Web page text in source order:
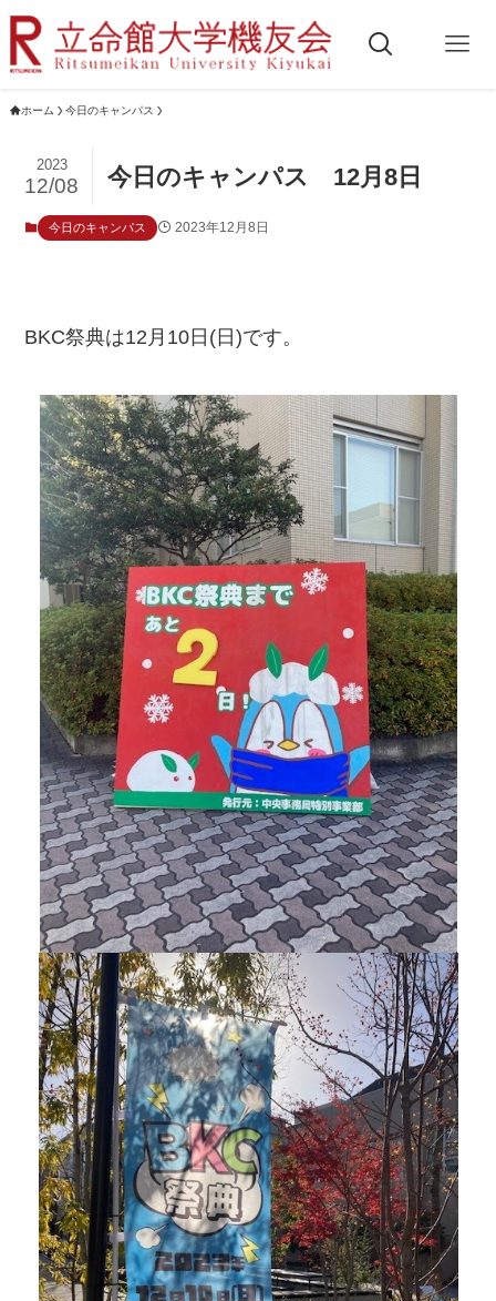
ホーム 今日のキャンパス
今日のキャンパス 12月8日
2023
12/08
今日のキャンパス 2023年12月8日
BKC祭典は12月10日(日)です。